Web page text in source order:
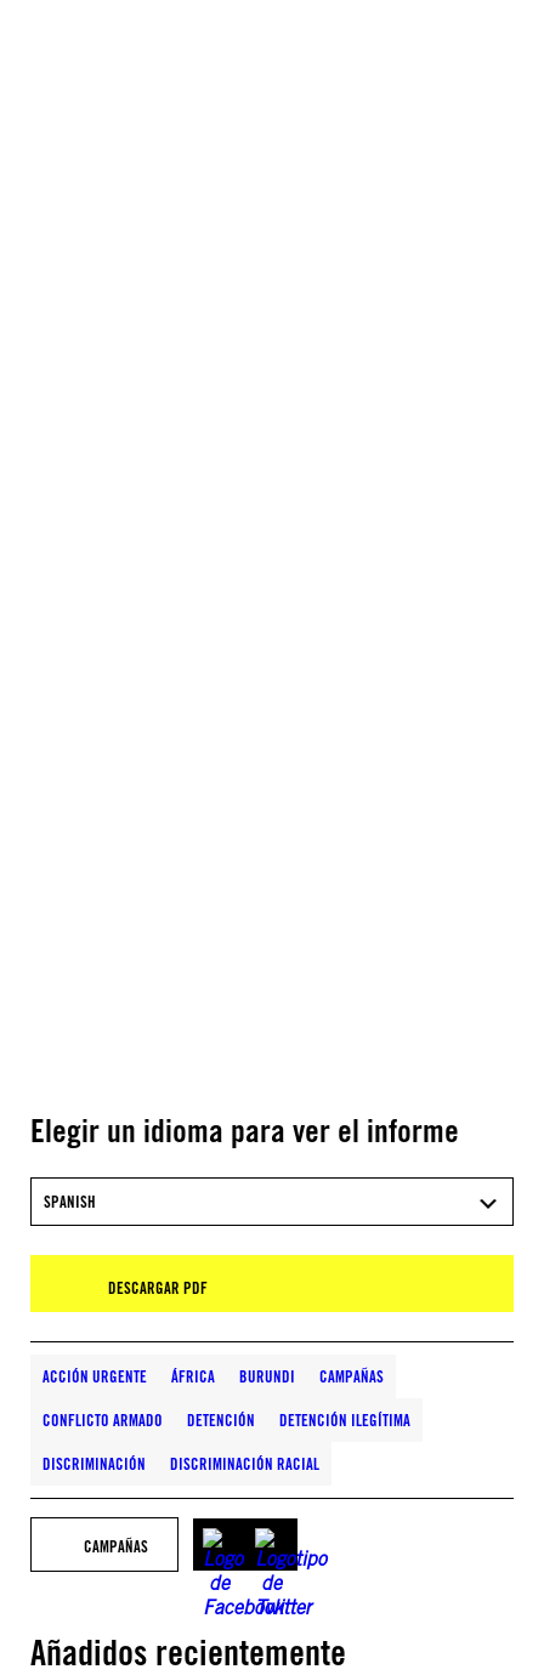
Elegir un idioma para ver el informe
SPANISH
DESCARGAR PDF
ACCIÓN URGENTE ÁFRICA BURUNDI CAMPAÑAS
CONFLICTO ARMADO DETENCIÓN DETENCIÓN ILEGÍTIMA
DISCRIMINACIÓN DISCRIMINACIÓN RACIAL
CAMPAÑAS
Añadidos recientemente